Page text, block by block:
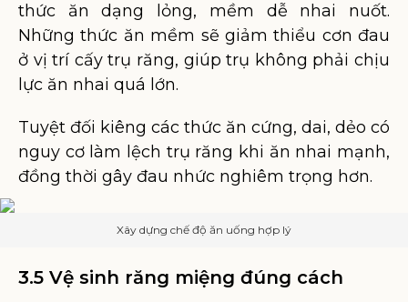
thức ăn dạng lỏng, mềm dễ nhai nuốt.
Những thức ăn mềm sẽ giảm thiểu cơn đau
ở vị trí cấy trụ răng, giúp trụ không phải chịu
lực ăn nhai quá lớn.
Tuyệt đối kiêng các thức ăn cứng, dai, dẻo có
nguy cơ làm lệch trụ răng khi ăn nhai mạnh,
đồng thời gây đau nhức nghiêm trọng hơn.
Xây dựng chế độ ăn uống hợp lý
3.5 Vệ sinh răng miệng đúng cách